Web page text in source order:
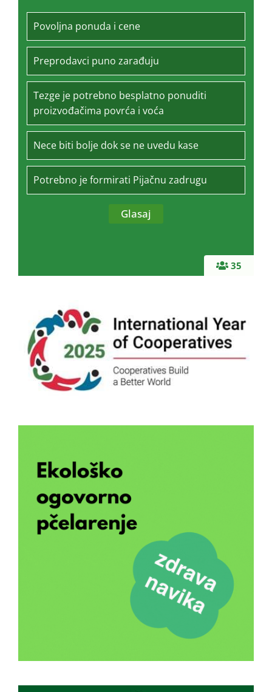
35
Povoljna ponuda i cene
Preprodavci puno zarađuju
Tezge je potrebno besplatno ponuditi
proizvođačima povrća i voća
Nece biti bolje dok se ne uvedu kase
Potrebno je formirati Pijačnu zadrugu